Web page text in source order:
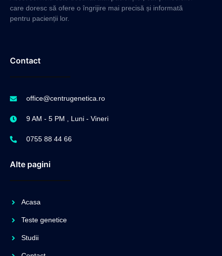
care doresc să ofere o îngrijire mai precisă și informată
pentru pacienții lor.
Contact
office@centrugenetica.ro
9 AM - 5 PM , Luni - Vineri
0755 88 44 66
Alte pagini
Acasa
Teste genetice
Studii